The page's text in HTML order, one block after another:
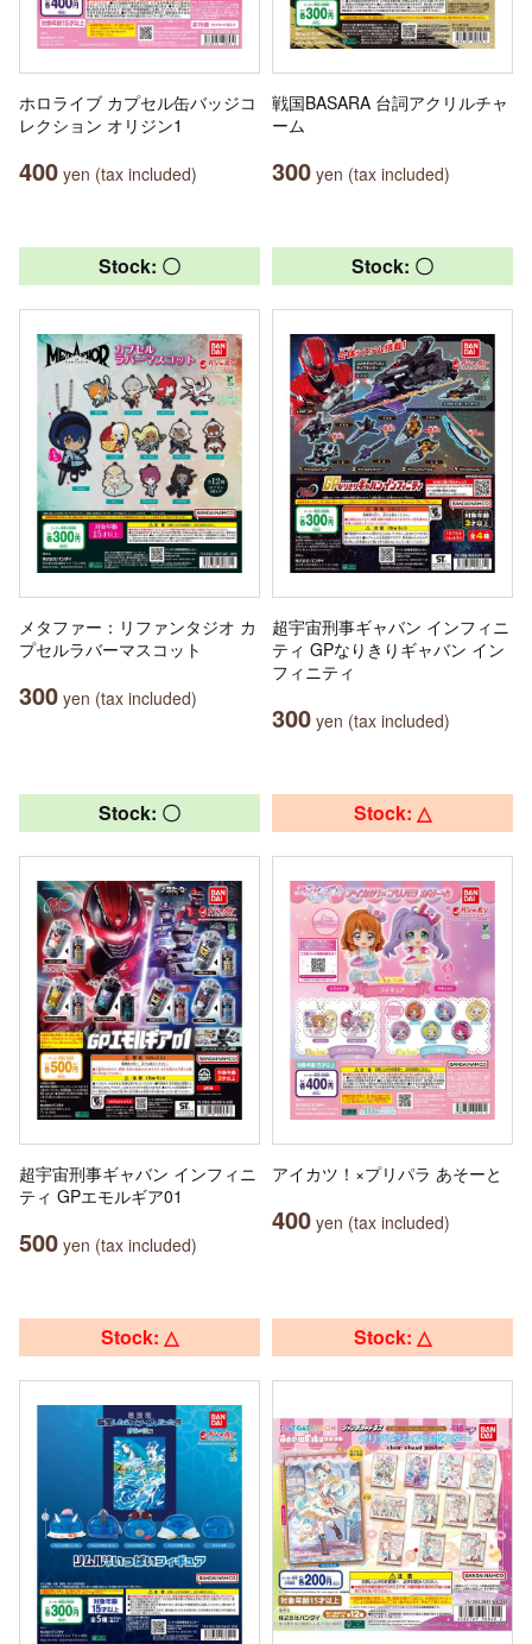
ホロライブ カプセル缶バッジコ
レクション オリジン1
400 yen (tax included)
戦国BASARA 台詞アクリルチャ
ーム
300 yen (tax included)
Stock: 〇
メタファー：リファンタジオ カ
プセルラバーマスコット
300 yen (tax included)
Stock: 〇
超宇宙刑事ギャバン インフィニ
ティ GPなりきりギャバン イン
フィニティ
300 yen (tax included)
Stock: 〇
超宇宙刑事ギャバン インフィニ
ティ GPエモルギア01
500 yen (tax included)
Stock: △
アイカツ！×プリパラ あそーと
400 yen (tax included)
Stock: △ Stock: △